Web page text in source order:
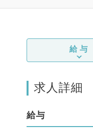
給与
求人詳細
給与